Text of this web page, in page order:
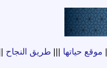
موقع حياتها طريق النجاح